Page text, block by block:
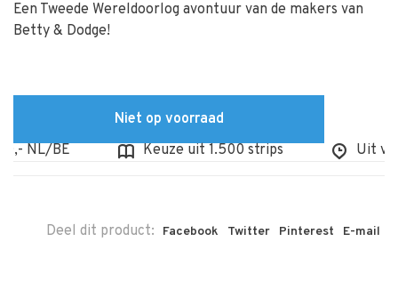
Een Tweede Wereldoorlog avontuur van de makers van
Betty & Dodge!
Niet op voorraad
NL/BE
Keuze uit 1.500 strips Uit
Deel dit product: Facebook Twitter Pinterest E-mail